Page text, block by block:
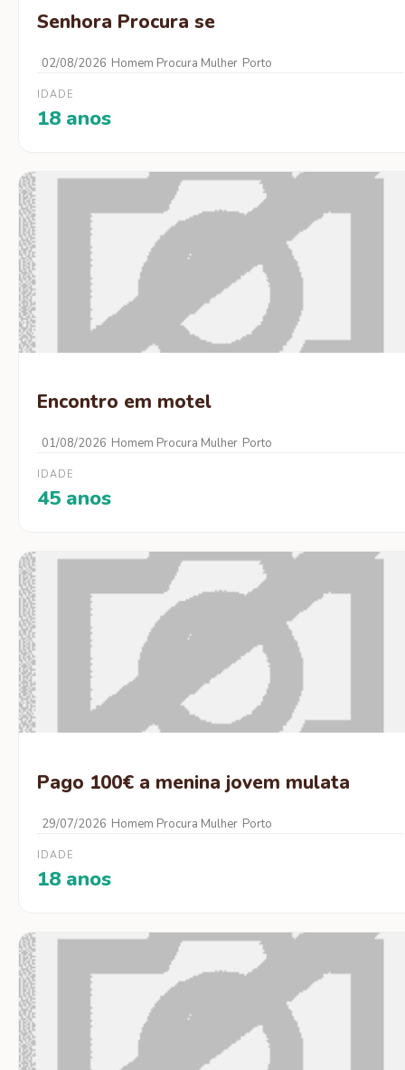
Senhora Procura se
02/08/2026 Homem Procura Mulher Porto
IDADE
18 anos
Encontro em motel
01/08/2026 Homem Procura Mulher Porto
IDADE
45 anos
Pago 100€ a menina jovem mulata
29/07/2026 Homem Procura Mulher Porto
IDADE
18 anos